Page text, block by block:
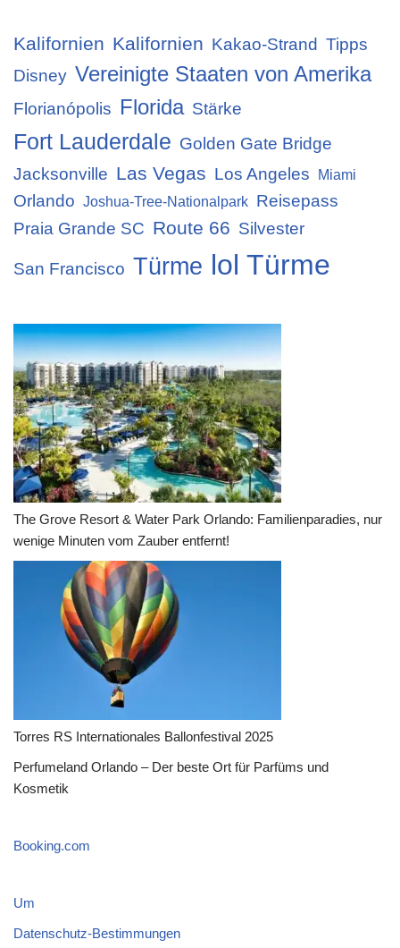
Kalifornien Kalifornien Kakao-Strand Tipps
Disney Vereinigte Staaten von Amerika
Florianópolis Florida Stärke
Fort Lauderdale Golden Gate Bridge
Jacksonville Las Vegas Los Angeles Miami
Orlando Joshua-Tree-Nationalpark Reisepass
Praia Grande SC Route 66 Silvester
San Francisco Türme lol Türme
The Grove Resort & Water Park Orlando: Familienparadies, nur
wenige Minuten vom Zauber entfernt!
Torres RS Internationales Ballonfestival 2025
Perfumeland Orlando – Der beste Ort für Parfüms und
Kosmetik
Booking.com
Um
Datenschutz-Bestimmungen